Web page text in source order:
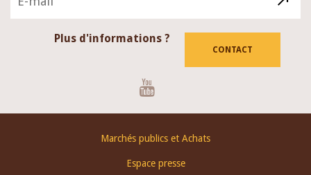
Plus d'informations ?
CONTACT
Marchés publics et Achats
Espace presse